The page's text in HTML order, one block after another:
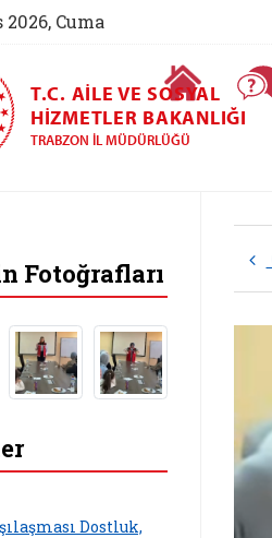
Cuma
Ana Sayfa
T.C. AILE VE SOSYAL
HIZMETLER BAKANLIĞI
TRABZON İL MÜDÜRLÜĞÜ
Fotoğrafları
Dostluk,